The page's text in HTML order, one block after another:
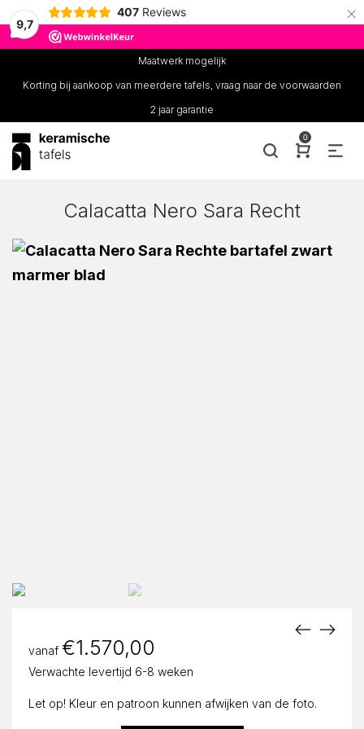
9,7
407 Reviews ×
Maatwerk mogelijk
Korting bij aankoop van meerdere tafels, vraag naar de voorwaarden
2 jaar garantie
0
Calacatta Nero Sara Recht
vanaf €1.570,00
Verwachte levertijd 6-8 weken
Let op! Kleur en patroon kunnen afwijken van de foto.